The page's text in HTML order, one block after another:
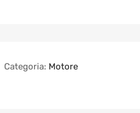
Categoria: Motore